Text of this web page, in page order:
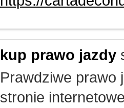
kup prawo jazdy
Prawdziwe prawo
stronie